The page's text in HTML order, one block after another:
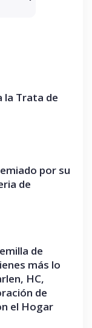
la Trata de
por su
de
de
más lo
HC,
de
el Hogar